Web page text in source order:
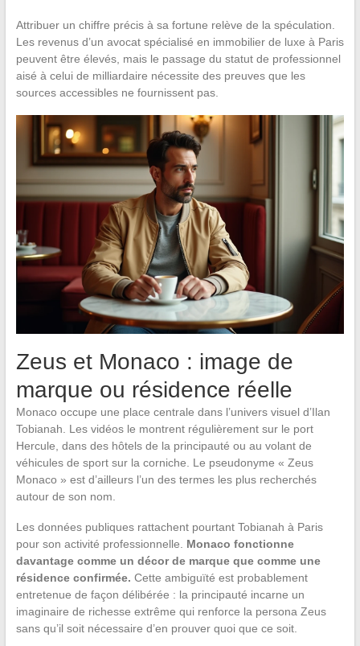
Attribuer un chiffre précis à sa fortune relève de la spéculation.
Les revenus d’un avocat spécialisé en immobilier de luxe à Paris
peuvent être élevés, mais le passage du statut de professionnel
aisé à celui de milliardaire nécessite des preuves que les
sources accessibles ne fournissent pas.
Zeus et Monaco : image de
marque ou résidence réelle
Monaco occupe une place centrale dans l’univers visuel d’Ilan
Tobianah. Les vidéos le montrent régulièrement sur le port
Hercule, dans des hôtels de la principauté ou au volant de
véhicules de sport sur la corniche. Le pseudonyme « Zeus
Monaco » est d’ailleurs l’un des termes les plus recherchés
autour de son nom.
Les données publiques rattachent pourtant Tobianah à Paris
pour son activité professionnelle. Monaco fonctionne
davantage comme un décor de marque que comme une
résidence confirmée. Cette ambiguïté est probablement
entretenue de façon délibérée : la principauté incarne un
imaginaire de richesse extrême qui renforce la persona Zeus
sans qu’il soit nécessaire d’en prouver quoi que ce soit.